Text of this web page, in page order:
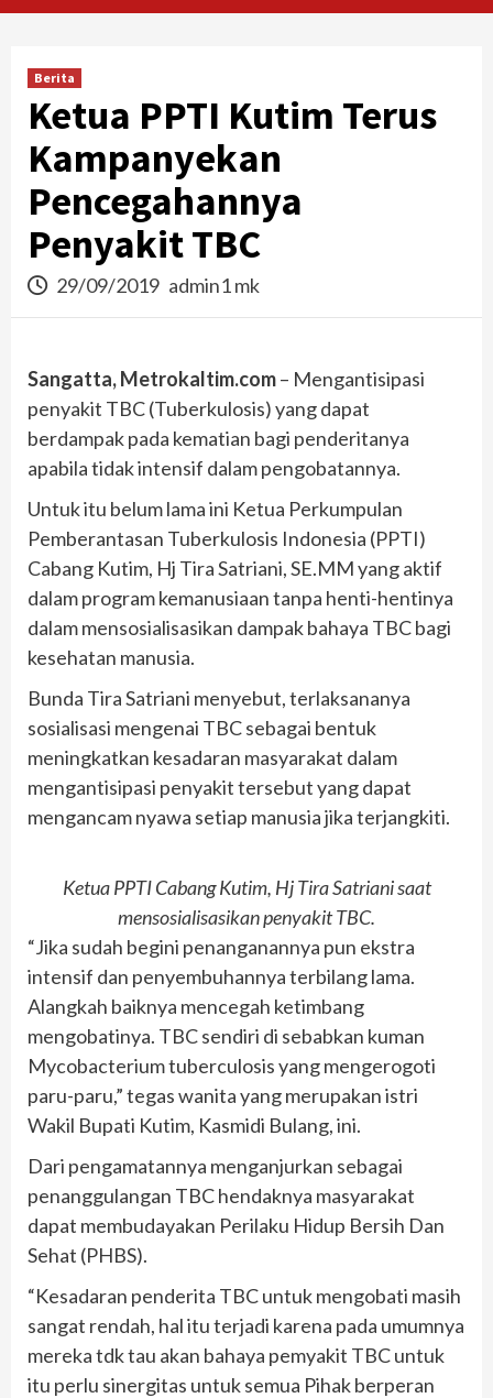
Berita
Ketua PPTI Kutim Terus
Kampanyekan
Pencegahannya
Penyakit TBC
29/09/2019 admin1 mk
Sangatta, Metrokaltim.com– Mengantisipasi
penyakit TBC (Tuberkulosis) yang dapat
berdampak pada kematian bagi penderitanya
apabila tidak intensif dalam pengobatannya.
Untuk itu belum lama ini Ketua Perkumpulan
Pemberantasan Tuberkulosis Indonesia (PPTI)
Cabang Kutim, Hj Tira Satriani, SE.MM yang aktif
dalam program kemanusiaan tanpa henti-hentinya
dalam mensosialisasikan dampak bahaya TBC bagi
kesehatan manusia.
Bunda Tira Satriani menyebut, terlaksananya
sosialisasi mengenai TBC sebagai bentuk
meningkatkan kesadaran masyarakat dalam
mengantisipasi penyakit tersebut yang dapat
mengancam nyawa setiap manusia jika terjangkiti.
Ketua PPTI Cabang Kutim, Hj Tira Satriani saat
mensosialisasikan penyakit TBC.
“Jika sudah begini penanganannya pun ekstra
intensif dan penyembuhannya terbilang lama.
Alangkah baiknya mencegah ketimbang
mengobatinya. TBC sendiri di sebabkan kuman
Mycobacterium tuberculosis yang mengerogoti
paru-paru,” tegas wanita yang merupakan istri
Wakil Bupati Kutim, Kasmidi Bulang, ini.
Dari pengamatannya menganjurkan sebagai
penanggulangan TBC hendaknya masyarakat
dapat membudayakan Perilaku Hidup Bersih Dan
Sehat (PHBS).
“Kesadaran penderita TBC untuk mengobati masih
sangat rendah, hal itu terjadi karena pada umumnya
mereka tdk tau akan bahaya pemyakit TBC untuk
itu perlu sinergitas untuk semua Pihak berperan